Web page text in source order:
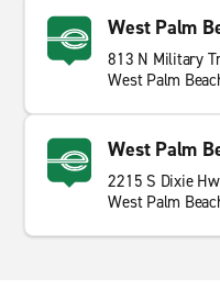
West Palm
813 N Military
West Palm
West Palm
2215 S Dixie
West Palm